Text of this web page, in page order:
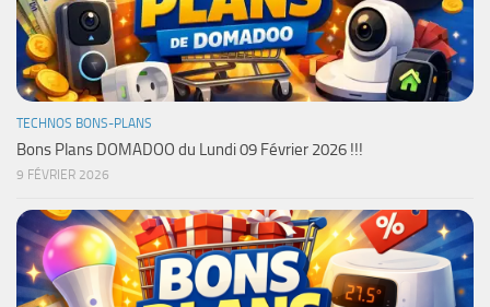
TECHNOS BONS-PLANS
Bons Plans DOMADOO du Lundi 09 Février 2026 !!!
9 FÉVRIER 2026